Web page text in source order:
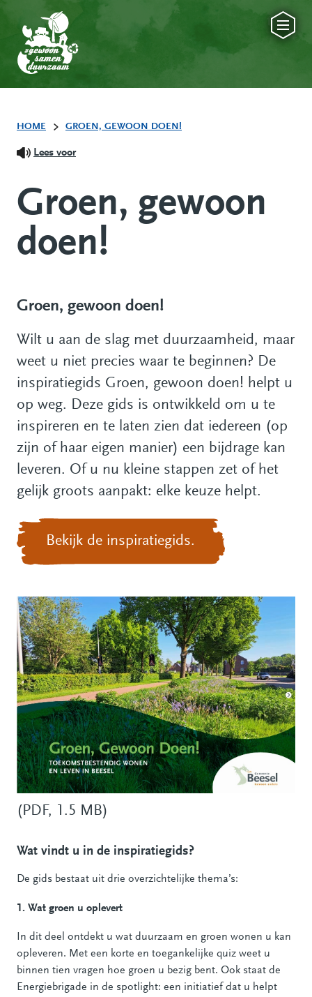
HOME GROEN, GEWOON DOEN!
Lees voor
Groen, gewoon
doen!
Groen, gewoon doen!
Wilt u aan de slag met duurzaamheid, maar
weet u niet precies waar te beginnen? De
inspiratiegids Groen, gewoon doen! helpt u
op weg. Deze gids is ontwikkeld om u te
inspireren en te laten zien dat iedereen (op
zijn of haar eigen manier) een bijdrage kan
leveren. Of u nu kleine stappen zet of het
gelijk groots aanpakt: elke keuze helpt.
Bekijk de inspiratiegids.
(PDF, 1.5 MB)
Wat vindt u in de inspiratiegids?
De gids bestaat uit drie overzichtelijke thema’s:
1. Wat groen u oplevert
In dit deel ontdekt u wat duurzaam en groen wonen u kan
opleveren. Met een korte en toegankelijke quiz weet u
binnen tien vragen hoe groen u bezig bent. Ook staat de
Energiebrigade in de spotlight: een initiatief dat u helpt